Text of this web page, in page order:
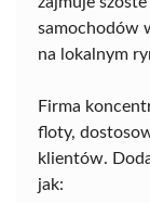
samochodów
na lokalnym
Firma
floty,
klientów.
jak: